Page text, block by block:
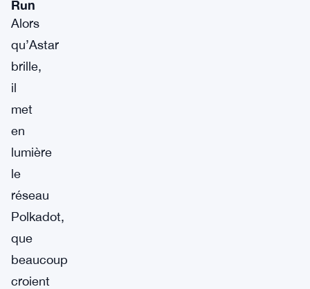
Run
Alors
qu’Astar
brille,
il
met
en
lumière
le
réseau
Polkadot,
que
beaucoup
croient